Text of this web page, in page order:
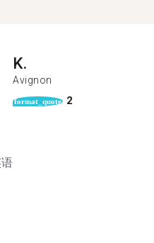
K.
Avignon
format_quote 2